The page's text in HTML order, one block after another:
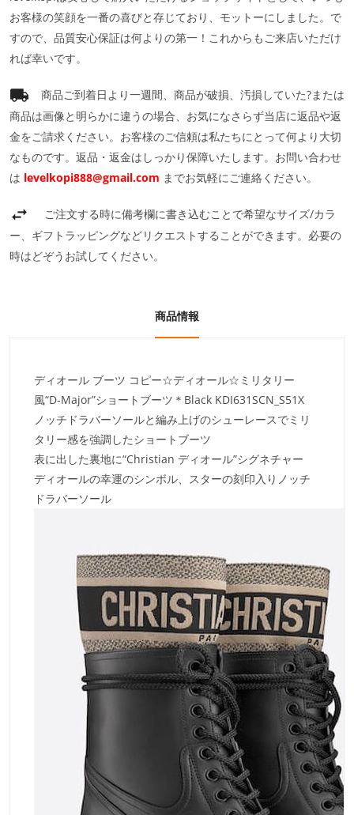
お客様の笑顔を一番の喜びと存じており、モットーにしました。で
すので、品質安心保証は何よりの第一！これからもご来店いただけ
れば幸いです。
商品ご到着日より一週間、商品が破損、汚損していた?または
商品は画像と明らかに違うの場合、お気になさらず当店に返品や返
金をご請求ください。お客様のご信頼は私たちにとって何より大切
なものです。返品・返金はしっかり保障いたします。お問い合わせ
は levelkopi888@gmail.com までお気軽にご連絡ください。
ご注文する時に備考欄に書き込むことで希望なサイズ/カラ
ー、ギフトラッピングなどリクエストすることができます。必要の
時はどぞうお試してください。
商品情報
ディオール ブーツ コピー☆ディオール☆ミリタリー
風“D-Major”ショートブーツ＊Black KDI631SCN_S51X
ノッチドラバーソールと編み上げのシューレースでミリ
タリー感を強調したショートブーツ
表に出した裏地に“Christian ディオール”シグネチャー
ディオールの幸運のシンボル、スターの刻印入りノッチ
ドラバーソール